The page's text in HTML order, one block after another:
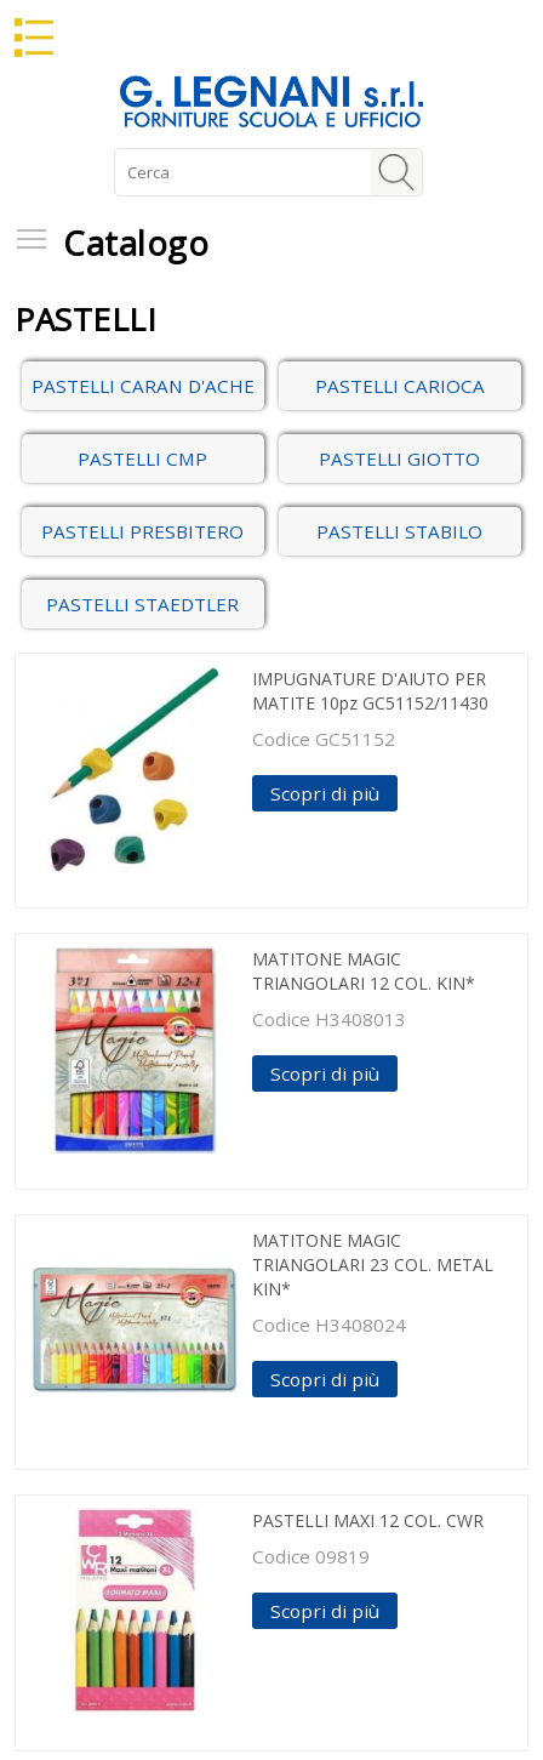
Catalogo
Catalogo
PASTELLI
PASTELLI CARAN D'ACHE PASTELLI CARIOCA
PASTELLI CMP PASTELLI GIOTTO
PASTELLI PRESBITERO PASTELLI STABILO
PASTELLI STAEDTLER
IMPUGNATURE D'AIUTO PER
MATITE 10pz GC51152/11430
Codice GC51152
Scopri di più
MATITONE MAGIC
TRIANGOLARI 12 COL. KIN*
Codice H3408013
Scopri di più
MATITONE MAGIC
TRIANGOLARI 23 COL. METAL
KIN*
Codice H3408024
Scopri di più
PASTELLI MAXI 12 COL. CWR
Codice 09819
Scopri di più